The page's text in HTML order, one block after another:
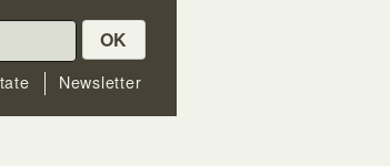
OK
Newsletter